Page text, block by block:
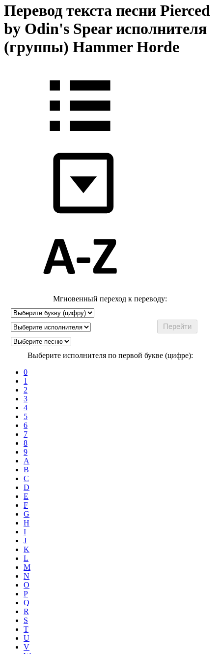
Перевод текста песни Pierced
by Odin's Spear исполнителя
(группы) Hammer Horde
Мгновенный переход к переводу:
Выберите исполнителя по первой букве (цифре):
0
1
2
3
4
5
6
7
8
9
A
B
C
D
E
F
G
H
I
J
K
L
M
N
O
P
Q
R
S
T
U
V